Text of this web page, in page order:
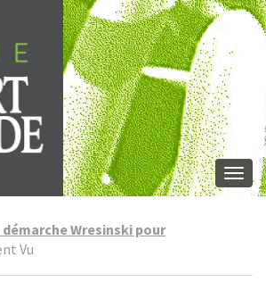
démarche Wresinski pour
Vu